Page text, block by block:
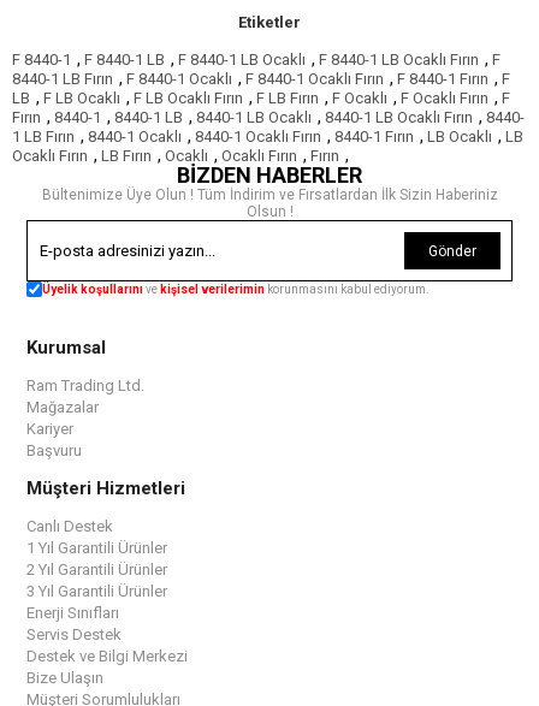
Etiketler
F 8440-1 , F 8440-1 LB , F 8440-1 LB Ocaklı , F 8440-1 LB Ocaklı Fırın , F
8440-1 LB Fırın , F 8440-1 Ocaklı , F 8440-1 Ocaklı Fırın , F 8440-1 Fırın , F
LB , F LB Ocaklı , F LB Ocaklı Fırın , F LB Fırın , F Ocaklı , F Ocaklı Fırın , F
Fırın , 8440-1 , 8440-1 LB , 8440-1 LB Ocaklı , 8440-1 LB Ocaklı Fırın , 8440-
1 LB Fırın , 8440-1 Ocaklı , 8440-1 Ocaklı Fırın , 8440-1 Fırın , LB Ocaklı , LB
Ocaklı Fırın , LB Fırın , Ocaklı , Ocaklı Fırın , Fırın ,
BİZDEN HABERLER
Bültenimize Üye Olun ! Tüm İndirim ve Fırsatlardan İlk Sizin Haberiniz
Olsun !
Gönder
Üyelik koşullarınıve kişisel verilerimin korunmasını kabul ediyorum.
Kurumsal
Ram Trading Ltd.
Mağazalar
Kariyer
Başvuru
Müşteri Hizmetleri
Canlı Destek
1 Yıl Garantili Ürünler
2 Yıl Garantili Ürünler
3 Yıl Garantili Ürünler
Enerji Sınıfları
Servis Destek
Destek ve Bilgi Merkezi
Bize Ulaşın
Müşteri Sorumlulukları